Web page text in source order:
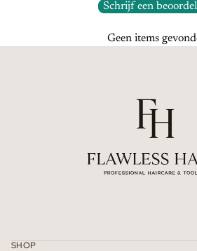
Schrijf een
Geen items
SHOP